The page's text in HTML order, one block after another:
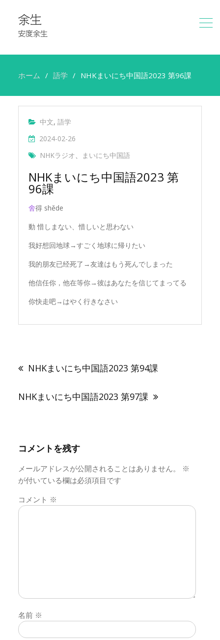
余生
安度余生
ホーム 語学 NHKまいにち中国語2023 第96課
中文,語学
2024-02-26
NHKラジオ、 まいにち中国語
NHKまいにち中国語2023 第
96課
舍得 shěde
動 惜しまない、惜しいと思わない
我好想回地球→すごく地球に帰りたい
我的朋友已经死了→友達はもう死んでしまった
他信任你，他在等你→彼はあなたを信じてまってる
你快走吧→はやく行きなさい
ナ
ゲ
ン
NHKまいにち中国語2023 第94課
NHKまいにち中国語2023 第97課
コメントを残す
メールアドレスが公開されることはありません。
※
が付いている欄は必須項目です
コメント ※
名前 ※